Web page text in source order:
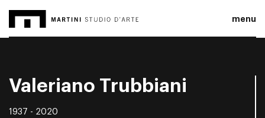
menu
Valeriano Trubbiani
1937 - 2020